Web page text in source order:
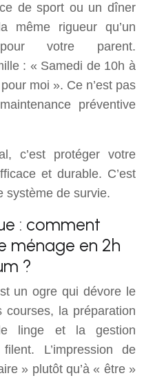
de sport ou un dîner
même rigueur qu’un
votre parent.
: « Samedi de 10h à
moi ». Ce n’est pas
préventive
c’est protéger votre
et durable. C’est
système de survie.
: comment
ménage en 2h
?
un ogre qui dévore le
courses, la préparation
linge et la gestion
L’impression de
» plutôt qu’à « être »